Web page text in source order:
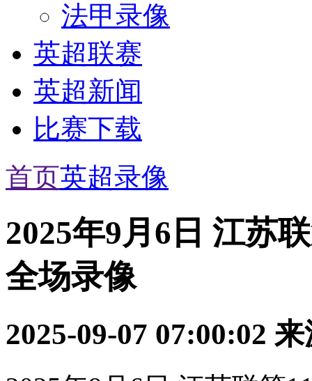
法甲录像
英超联赛
英超新闻
比赛下载
首页英超录像
2025年9月6日 江苏
全场录像
2025-09-07 07:00:02 来